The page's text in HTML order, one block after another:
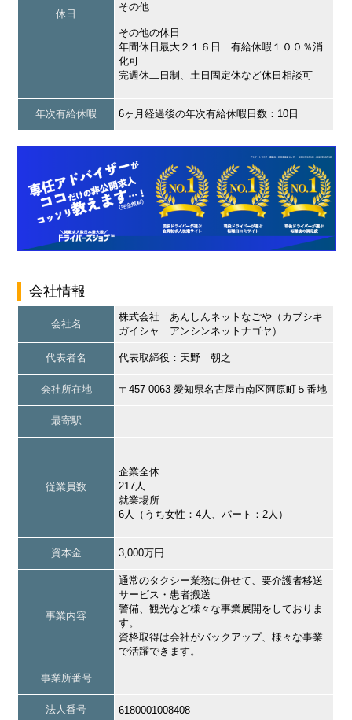
休日
その他
その他の休日
年間休日最大２１６日 有給休暇１００％消
化可
完週休二日制、土日固定休など休日相談可
年次有給休暇 6ヶ月経過後の年次有給休暇日数：10日
会社情報
会社名
株式会社 あんしんネットなごや（カブシキ
ガイシャ アンシンネットナゴヤ）
代表者名 代表取締役：天野 朝之
会社所在地 〒457-0063 愛知県名古屋市南区阿原町５番地
最寄駅
従業員数
企業全体
217人
就業場所
6人（うち女性：4人、パート：2人）
資本金 3,000万円
事業内容
通常のタクシー業務に併せて、要介護者移送
サービス・患者搬送
警備、観光など様々な事業展開をしておりま
す。
資格取得は会社がバックアップ、様々な事業
で活躍できます。
事業所番号
法人番号 6180001008408